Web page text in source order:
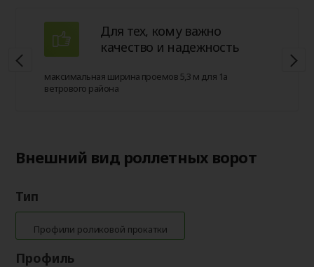
Для тех, кому важно
качество и надежность
максимальная ширина проемов 5,3 м для 1а
ветрового района
Внешний вид роллетных ворот
Тип
Профили роликовой прокатки
Профиль